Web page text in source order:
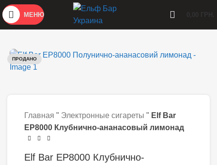
МЕНЮ
ПРОДАНО
Главная " Электронные сигареты " Elf Bar
EP8000 Клубнично-ананасовый лимонад
Elf Bar EP8000 Клубнично-